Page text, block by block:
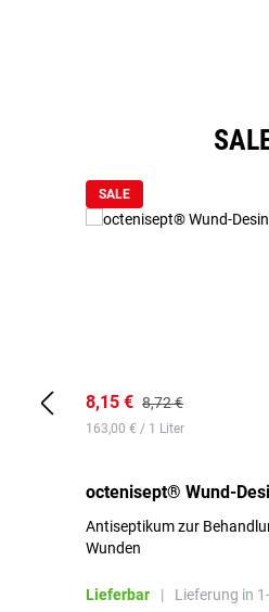
SALE
8,15 € 8,72 €
163,00 € / 1 Liter
octenisept® Wund-
Antiseptikum zur
Wunden
Lieferbar | Lieferung in